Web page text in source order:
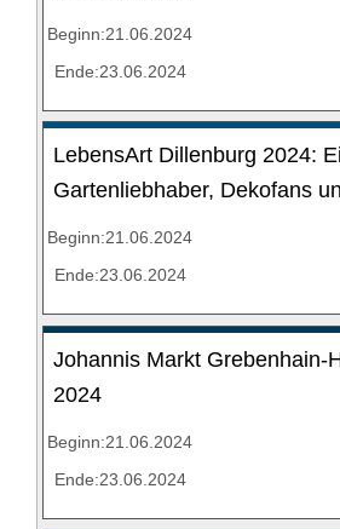
Beginn:21.06.2024
Ende:23.06.2024
LebensArt Dillenburg 2024:
Gartenliebhaber, Dekofans
Beginn:21.06.2024
Ende:23.06.2024
Johannis Markt Grebenhain-
2024
Beginn:21.06.2024
Ende:23.06.2024